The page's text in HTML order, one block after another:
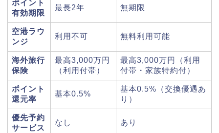
ポイント
有効期限
最長2年 無期限
空港ラウ
ンジ
利用不可 無料利用可能
海外旅行
保険
最高3,000万円
（利用付帯）
最高3,000万円（利用
付帯・家族特約付）
ポイント
還元率
基本0.5%
基本0.5%（交換優遇あ
り）
優先予約
サービス
なし あり